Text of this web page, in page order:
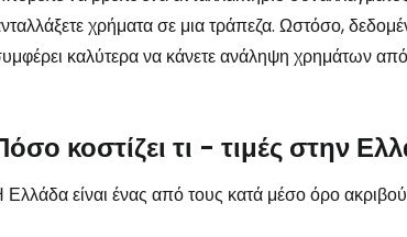
χρήματα σε μια τράπεζα. Ωστόσο,
καλύτερα να κάνετε ανάληψη χρημάτων
κοστίζει τι - τιμές στην
Ελλάδα είναι ένας από τους κατά μέσο όρο